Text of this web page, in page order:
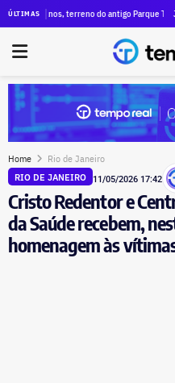
ÚLTIMAS
para R$ 1,84 milhão em dois mandatos na
anos, terreno do antigo Parque TerraJustiça do
Home Rio de Janeiro
RIO DE JANEIRO 11/05/2026 17:42
Cristo Redentor e
da Saúde recebem,
homenagem às